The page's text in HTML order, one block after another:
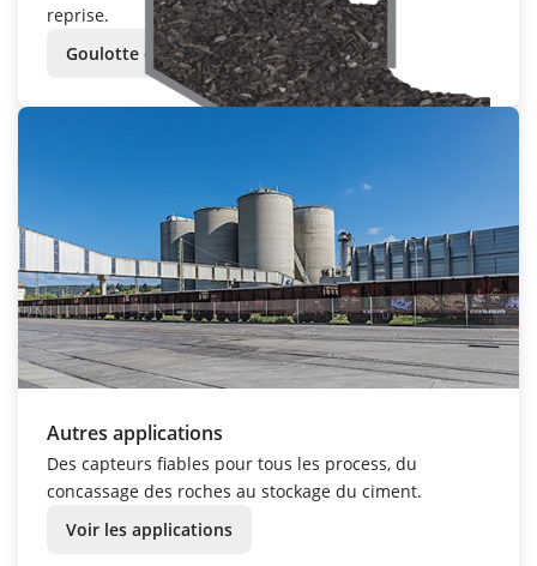
reprise.
Goulotte de reprise
Autres applications
Des capteurs fiables pour tous les process, du
concassage des roches au stockage du ciment.
Voir les applications